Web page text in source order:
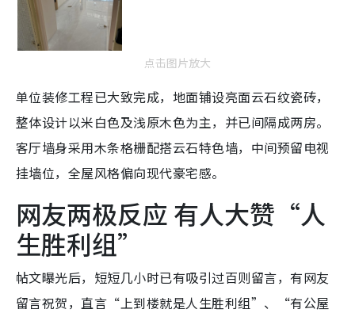
点击图片放大
单位装修工程已大致完成，地面铺设亮面云石纹瓷砖，
整体设计以米白色及浅原木色为主，并已间隔成两房。
客厅墙身采用木条格栅配搭云石特色墙，中间预留电视
挂墙位，全屋风格偏向现代豪宅感。
网友两极反应 有人大赞“人
生胜利组”
帖文曝光后，短短几小时已有吸引过百则留言，有网友
留言祝贺，直言“上到楼就是人生胜利组”、“有公屋